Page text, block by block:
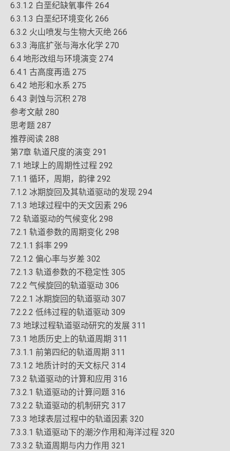
6.3.1.2 白垩纪缺氧事件 264
6.3.1.3 白垩纪环境变化 266
6.3.2 火山喷发与生物大灭绝 266
6.3.3 海底扩张与海水化学 270
6.4 地形改组与环境演变 274
6.4.1 古高度再造 275
6.4.2 地形和水系 275
6.4.3 剥蚀与沉积 278
参考文献 280
思考题 287
推荐阅读 288
第7章 轨道尺度的演变 291
7.1 地球上的周期性过程 292
7.1.1 循环，周期，韵律 292
7.1.2 冰期旋回及其轨道驱动的发现 294
7.1.3 地球过程中的天文因素 296
7.2 轨道驱动的气候变化 298
7.2.1 轨道参数的周期变化 298
7.2.1.1 斜率 299
7.2.1.2 偏心率与岁差 302
7.2.1.3 轨道参数的不稳定性 305
7.2.2 气候旋回的轨道驱动 306
7.2.2.1 冰期旋回的轨道驱动 307
7.2.2.2 低纬过程的轨道驱动 309
7.3 地球过程轨道驱动研究的发展 311
7.3.1 地质历史上的轨道周期 311
7.3.1.1 前第四纪的轨道周期 311
7.3.1.2 地质计时的天文标尺 314
7.3.2 轨道驱动的计算和应用 316
7.3.2.1 轨道驱动的计算问题 316
7.3.2.2 轨道驱动的机制研究 317
7.3.3 地球表层过程中的轨道因素 320
7.3.3.1 轨道驱动下的潮汐作用和海洋过程 320
7.3.3.2 轨道周期与内力作用 321